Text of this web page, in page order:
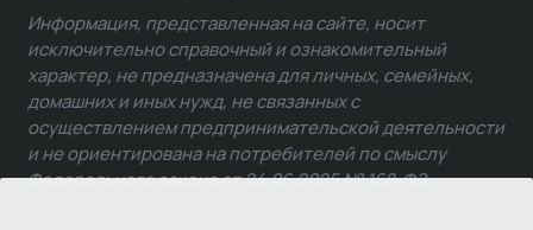
Информация, представленная на сайте, носит
исключительно справочный и ознакомительный
характер, не предназначена для личных, семейных,
домашних и иных нужд, не связанных с
осуществлением предпринимательской деятельности
и не ориентирована на потребителей по смыслу
Федерального закона от 24.06.2025 № 168-ФЗ.